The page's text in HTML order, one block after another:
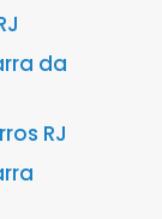
da
RJ